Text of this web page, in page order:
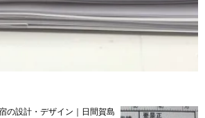
の設計・デザイン｜日間賀島